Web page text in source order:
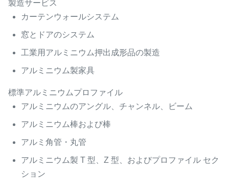
製造サービス
カーテンウォールシステム
窓とドアのシステム
工業用アルミニウム押出成形品の製造
アルミニウム製家具
標準アルミニウムプロファイル
アルミニウムのアングル、チャンネル、ビーム
アルミニウム棒および棒
アルミ角管・丸管
アルミニウム製 T 型、Z 型、およびプロファイル セク
ション